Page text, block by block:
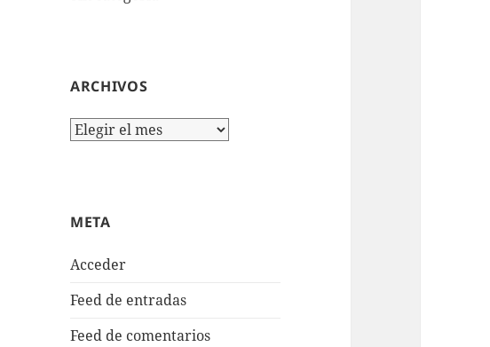
ARCHIVOS
Archivos
META
Acceder
Feed de entradas
Feed de comentarios